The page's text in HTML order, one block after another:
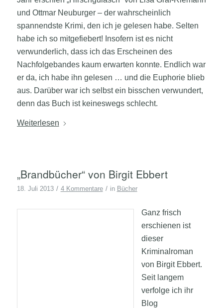
und Ottmar Neuburger – der wahrscheinlich
spannendste Krimi, den ich je gelesen habe. Selten
habe ich so mitgefiebert! Insofern ist es nicht
verwunderlich, dass ich das Erscheinen des
Nachfolgebandes kaum erwarten konnte. Endlich war
er da, ich habe ihn gelesen … und die Euphorie blieb
aus. Darüber war ich selbst ein bisschen verwundert,
denn das Buch ist keineswegs schlecht.
Weiterlesen
„Brandbücher“ von Birgit Ebbert
18. Juli 2013 / 4 Kommentare / in Bücher
Ganz frisch
erschienen ist
dieser
Kriminalroman
von Birgit Ebbert.
Seit langem
verfolge ich ihr
Blog